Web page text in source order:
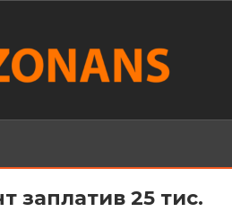
заплатив 25 тис.